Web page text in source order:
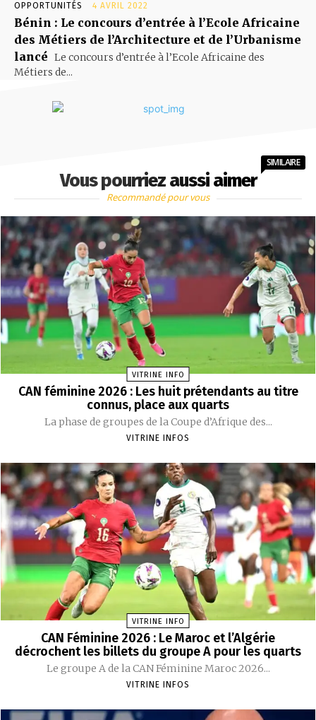
OPPORTUNITÉS 4 AVRIL 2022
Bénin : Le concours d’entrée à l’Ecole Africaine
des Métiers de l’Architecture et de l’Urbanisme
lancé Le concours d’entrée à l’Ecole Africaine des
Métiers de...
Vous pourriez aussi aimer
SIMILAIRE
Recommandé pour vous
VITRINE INFO
CAN féminine 2026 : Les huit prétendants au titre
connus, place aux quarts
La phase de groupes de la Coupe d’Afrique des...
VITRINE INFOS
VITRINE INFO
CAN Féminine 2026 : Le Maroc et l’Algérie
décrochent les billets du groupe A pour les quarts
Le groupe A de la CAN Féminine Maroc 2026...
VITRINE INFOS